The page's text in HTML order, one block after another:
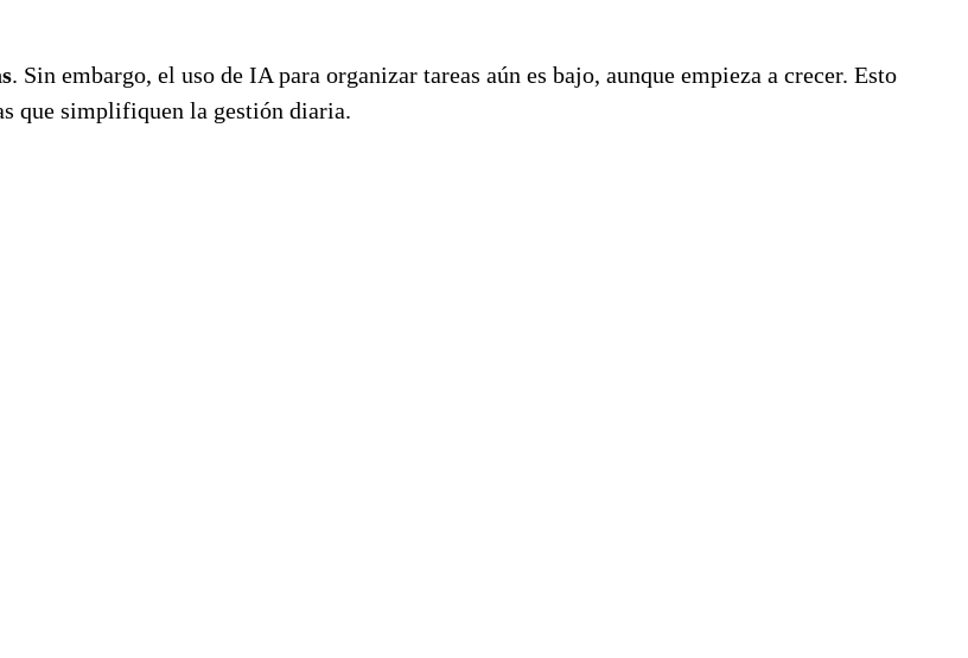
. Sin embargo, el uso de IA para organizar tareas aún es bajo, aunque empieza a crecer. Esto
que simplifiquen la gestión diaria.